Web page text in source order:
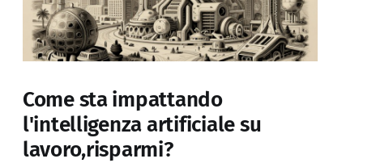
Come sta impattando
l'intelligenza artificiale su
lavoro,risparmi?